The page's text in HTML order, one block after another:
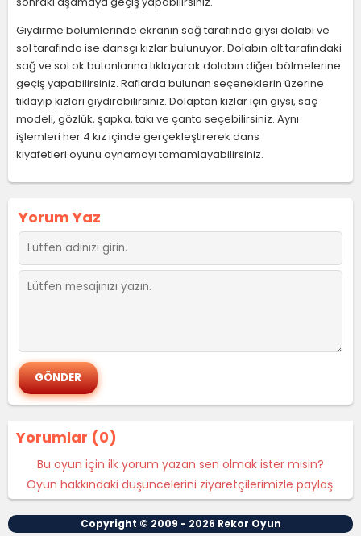
Giydirme bölümlerinde ekranın sağ tarafında giysi dolabı ve
sol tarafında ise dansçı kızlar bulunuyor. Dolabın alt tarafındaki
sağ ve sol ok butonlarına tıklayarak dolabın diğer bölmelerine
geçiş yapabilirsiniz. Raflarda bulunan seçeneklerin üzerine
tıklayıp kızları giydirebilirsiniz. Dolaptan kızlar için giysi, saç
modeli, gözlük, şapka, takı ve çanta seçebilirsiniz. Aynı
işlemleri her 4 kız içinde gerçekleştirerek dans
kıyafetleri oyunu oynamayı tamamlayabilirsiniz.
Yorumlar (0)
Bu oyun için ilk yorum yazan sen olmak ister misin?
Oyun hakkındaki düşüncelerini ziyaretçilerimizle paylaş.
Yorum Yaz
Copyright © 2009 - 2026 Rekor Oyun